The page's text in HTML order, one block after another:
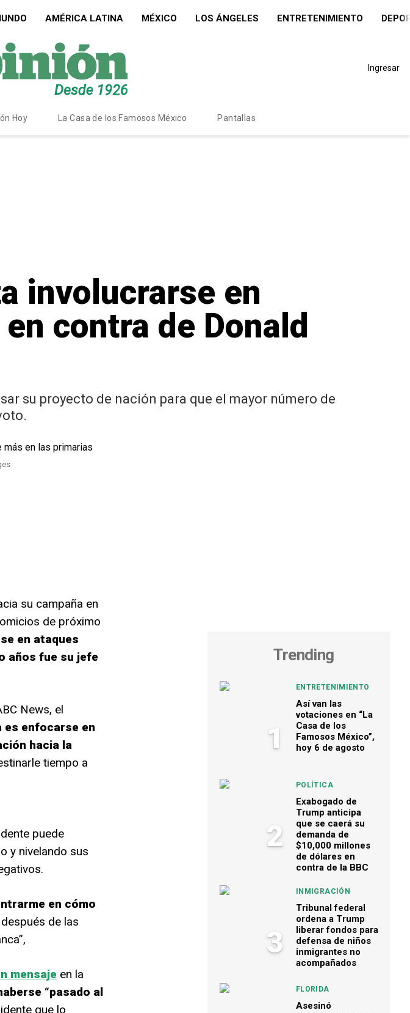
AMÉRICA LATINA MÉXICO LOS ÁNGELES ENTRETENIMIENTO
Ingresar
Hoy La Casa de los Famosos México Pantallas
involucrarse en
contra de Donald
su proyecto de nación para que el mayor número de
su campaña en
de próximo
en ataques
años fue su jefe
News, el
es enfocarse en
hacia la
tiempo a
puede
y nivelando sus
en cómo
de las
mensaje en la
“pasado al
que lo
Trending
1
ENTRETENIMIENTO
Así van las
votaciones en “La
Casa de los
Famosos México”,
hoy 6 de agosto
2
POLÍTICA
Exabogado de
Trump anticipa
que se caerá su
demanda de
$10,000 millones
de dólares en
contra de la BBC
3
INMIGRACIÓN
Tribunal federal
ordena a Trump
liberar fondos para
defensa de niños
inmigrantes no
acompañados
FLORIDA
Asesinó